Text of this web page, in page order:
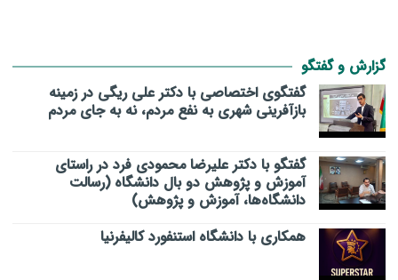
گزارش و گفتگو
گفتگوی اختصاصی با دکتر علی ریگی در زمینه
بازآفرینی شهری به نفع مردم، نه به جای مردم
گفتگو با دکتر علیرضا محمودی فرد در راستای
آموزش و پژوهش دو بال دانشگاه (رسالت
دانشگاه‌ها، آموزش و پژوهش)
همکاری با دانشگاه استنفورد کالیفرنیا